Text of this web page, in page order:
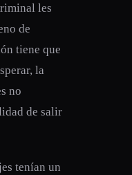
les
de
tiene que
la
no
de salir
tenían un